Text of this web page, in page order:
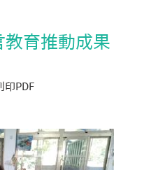
教育推動成果
印PDF